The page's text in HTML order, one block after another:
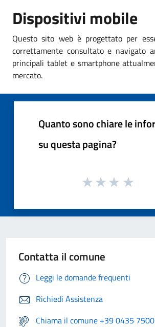
Dispositivi mobile
Questo sito web è progettato per
correttamente consultato e navigato
principali tablet e smartphone
mercato.
Quanto sono chiare le
su questa pagina?
Contatta il comune
Leggi le domande frequenti
Richiedi Assistenza
Chiama il comune +39 0435